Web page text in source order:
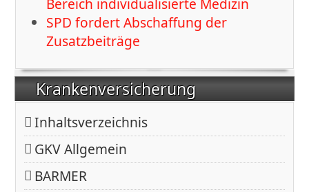
SPD fordert Abschaffung der
Zusatzbeiträge
Krankenversicherung
Inhaltsverzeichnis
GKV Allgemein
BARMER